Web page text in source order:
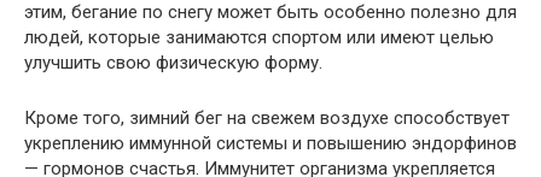
этим, бегание по снегу может быть особенно полезно для
людей, которые занимаются спортом или имеют целью
улучшить свою физическую форму.
Кроме того, зимний бег на свежем воздухе способствует
укреплению иммунной системы и повышению эндорфинов
— гормонов счастья. Иммунитет организма укрепляется